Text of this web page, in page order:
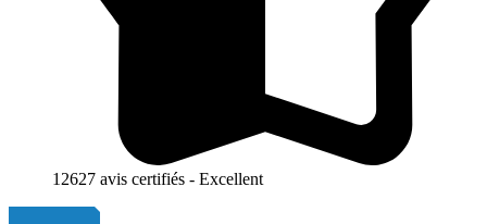
12627 avis certifiés - Excellent